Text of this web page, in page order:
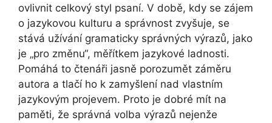
ovlivnit celkový styl psaní. V době, kdy se zájem
o jazykovou kulturu a správnost zvyšuje, se
stává užívání gramaticky správných výrazů, jako
je „pro změnu“, měřítkem jazykové ladnosti.
Pomáhá to čtenáři jasně porozumět záměru
autora a tlačí ho k zamyšlení nad vlastním
jazykovým projevem. Proto je dobré mít na
paměti, že správná volba výrazů nejenže